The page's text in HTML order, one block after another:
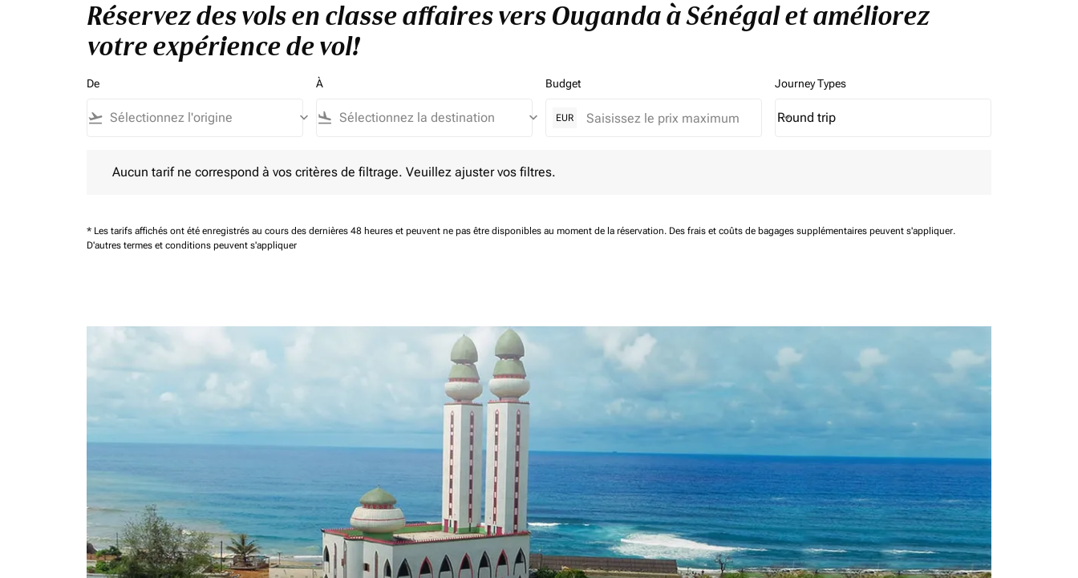
Réservez des vols en classe affaires vers Ouganda à Sénégal et améliorez
votre expérience de vol!
De
flight_takeoff keyboard_arrow_down
À
flight_land keyboard_arrow_down
Budget
EUR
Journey Types
Journey Types option Round trip Selected
Round trip
keyboard_arrow_down
Aucun tarif ne correspond à vos critères de filtrage. Veuillez ajuster vos filtres.
* Les tarifs affichés ont été enregistrés au cours des dernières 48 heures et peuvent ne pas être disponibles au moment de la réservation. Des frais et coûts de bagages supplémentaires peuvent s'appliquer.
D'autres termes et conditions peuvent s'appliquer